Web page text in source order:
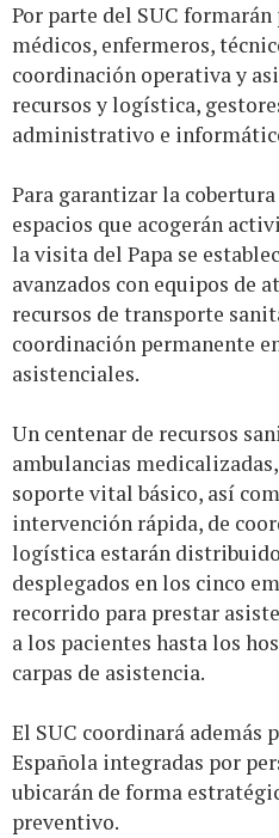
Por parte del SUC
médicos, enfermeros,
coordinación operativa y
recursos y logística,
administrativo e
Para garantizar la
espacios que acogerán
la visita del Papa se
avanzados con equipos de
recursos de transporte
coordinación permanente
asistenciales.
Un centenar de recursos
ambulancias
soporte vital básico, así
intervención rápida, de
logística estarán
desplegados en los cinco
recorrido para prestar
a los pacientes hasta los
carpas de asistencia.
El SUC coordinará además
Española integradas por
ubicarán de forma
preventivo.